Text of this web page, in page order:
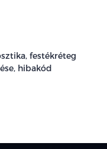
festékréteg
hibakód